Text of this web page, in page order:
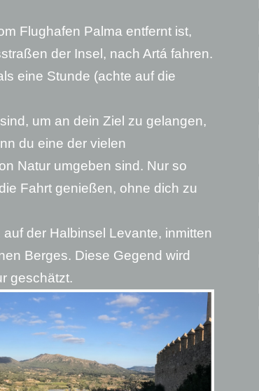
Flughafen Palma entfernt ist,
der Insel, nach Artá fahren.
eine Stunde (achte auf die
um an dein Ziel zu gelangen,
du eine der vielen
Natur umgeben sind. Nur so
Fahrt genießen, ohne dich zu
der Halbinsel Levante, inmitten
Berges. Diese Gegend wird
geschätzt.